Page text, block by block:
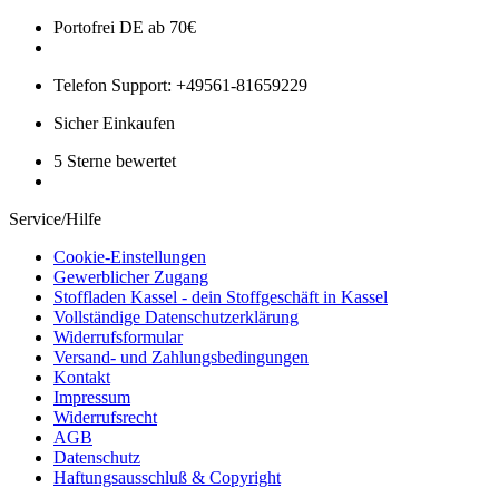
Portofrei DE ab 70€
Telefon Support: +49561-81659229
Sicher Einkaufen
5 Sterne bewertet
Service/Hilfe
Cookie-Einstellungen
Gewerblicher Zugang
Stoffladen Kassel - dein Stoffgeschäft in Kassel
Vollständige Datenschutzerklärung
Widerrufsformular
Versand- und Zahlungsbedingungen
Kontakt
Impressum
Widerrufsrecht
AGB
Datenschutz
Haftungsausschluß & Copyright